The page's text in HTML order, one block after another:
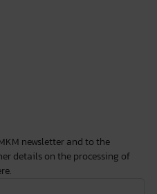
newsletter and to the
details on the processing of